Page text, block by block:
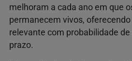
melhoram a cada ano em que
permanecem vivos,
relevante com probabilidade
prazo.